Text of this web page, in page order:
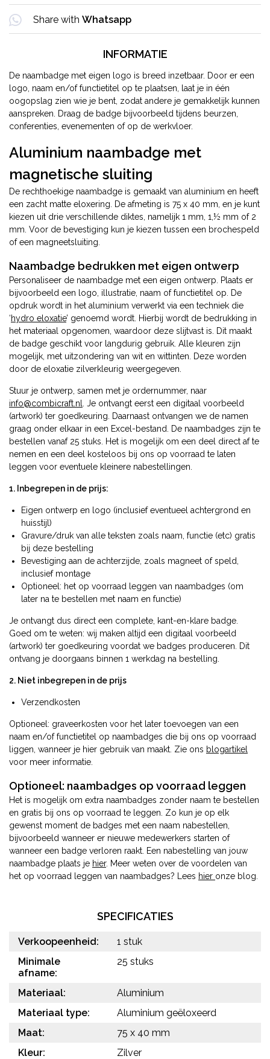
Share with Whatsapp
INFORMATIE
De naambadge met eigen logo is breed inzetbaar. Door er een
logo, naam en/of functietitel op te plaatsen, laat je in één
oogopslag zien wie je bent, zodat andere je gemakkelijk kunnen
aanspreken. Draag de badge bijvoorbeeld tijdens beurzen,
conferenties, evenementen of op de werkvloer.
Aluminium naambadge met
magnetische sluiting
De rechthoekige naambadge is gemaakt van aluminium en heeft
een zacht matte eloxering. De afmeting is 75 x 40 mm, en je kunt
kiezen uit drie verschillende diktes, namelijk 1 mm, 1,½ mm of 2
mm. Voor de bevestiging kun je kiezen tussen een brochespeld
of een magneetsluiting.
Naambadge bedrukken met eigen ontwerp
Personaliseer de naambadge met een eigen ontwerp. Plaats er
bijvoorbeeld een logo, illustratie, naam of functietitel op. De
opdruk wordt in het aluminium verwerkt via een techniek die
‘hydro eloxatie’ genoemd wordt. Hierbij wordt de bedrukking in
het materiaal opgenomen, waardoor deze slijtvast is. Dit maakt
de badge geschikt voor langdurig gebruik. Alle kleuren zijn
mogelijk, met uitzondering van wit en wittinten. Deze worden
door de eloxatie zilverkleurig weergegeven.
Stuur je ontwerp, samen met je ordernummer, naar
info@combicraft.nl
. Je ontvangt eerst een digitaal voorbeeld
(artwork) ter goedkeuring. Daarnaast ontvangen we de namen
graag onder elkaar in een Excel-bestand. De naambadges zijn te
bestellen vanaf 25 stuks. Het is mogelijk om een deel direct af te
nemen en een deel kosteloos bij ons op voorraad te laten
leggen voor eventuele kleinere nabestellingen.
1. Inbegrepen in de prijs:
Eigen ontwerp en logo (inclusief eventueel achtergrond en
huisstijl)
Gravure/druk van alle teksten zoals naam, functie (etc) gratis
bij deze bestelling
Bevestiging aan de achterzijde, zoals magneet of speld,
inclusief montage
Optioneel: het op voorraad leggen van naambadges (om
later na te bestellen met naam en functie)
Je ontvangt dus direct een complete, kant-en-klare badge.
Goed om te weten: wij maken altijd een digitaal voorbeeld
(artwork) ter goedkeuring voordat we badges produceren. Dit
ontvang je doorgaans binnen 1 werkdag na bestelling.
2. Niet inbegrepen in de prijs
Verzendkosten
Optioneel: graveerkosten voor het later toevoegen van een
naam en/of functietitel op naambadges die bij ons op voorraad
liggen, wanneer je hier gebruik van maakt. Zie ons blogartikel
voor meer informatie.
Optioneel: naambadges op voorraad leggen
Het is mogelijk om extra naambadges zonder naam te bestellen
en gratis bij ons op voorraad te leggen. Zo kun je op elk
gewenst moment de badges met een naam nabestellen,
bijvoorbeeld wanneer er nieuwe medewerkers starten of
wanneer een badge verloren raakt. Een nabestelling van jouw
naambadge plaats je hier. Meer weten over de voordelen van
het op voorraad leggen van naambadges? Lees hier onze blog.
SPECIFICATIES
Verkoopeenheid:
1 stuk
Minimale
afname:
25 stuks
Materiaal:
Aluminium
Materiaal type:
Aluminium geëloxeerd
Maat:
75 x 40 mm
Kleur:
Zilver